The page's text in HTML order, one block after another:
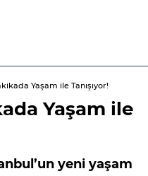
Yaşam ile Tanışıyor!
Yaşam ile
yeni yaşam